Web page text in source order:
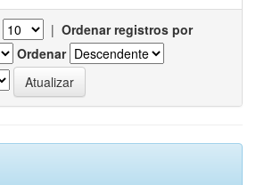
| Ordenar registros por
Ordenar